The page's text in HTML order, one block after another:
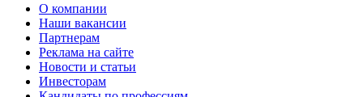
О компании
Наши вакансии
Партнерам
Реклама на сайте
Новости и статьи
Инвесторам